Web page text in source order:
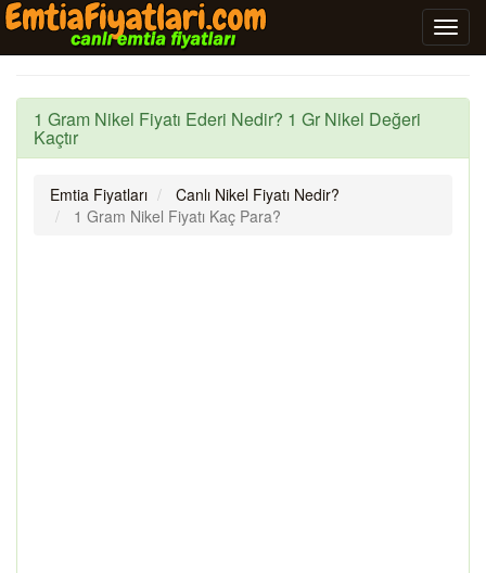
1 Gram Nikel Fiyatı Ederi Nedir? 1 Gr Nikel Değeri
Kaçtır
Emtia Fiyatları
Canlı Nikel Fiyatı Nedir?
1 Gram Nikel Fiyatı Kaç Para?